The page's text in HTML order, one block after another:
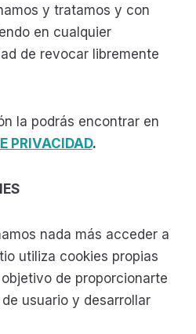
y tratamos y con
en cualquier
de revocar libremente
la podrás encontrar en
PRIVACIDAD.
nada más acceder a
utiliza cookies propias
de proporcionarte
usuario y desarrollar